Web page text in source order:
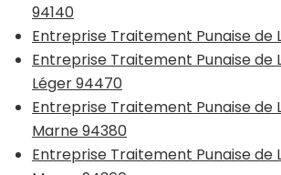
94140
Entreprise Traitement Punaise de
Entreprise Traitement Punaise de
Léger 94470
Entreprise Traitement Punaise de
Marne 94380
Entreprise Traitement Punaise de